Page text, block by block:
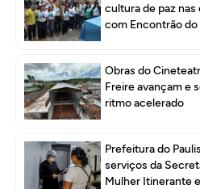
cultura de paz nas
com Encontrão do
Obras do
Freire avançam e
ritmo acelerado
Prefeitura do
serviços da
Mulher Itinerante